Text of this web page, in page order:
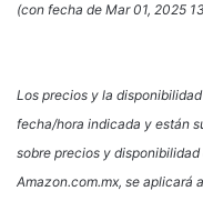
(con fecha de Mar 01, 2025
Los precios y la
fecha/hora indicada y están
sobre precios y
Amazon.com.mx, se aplicará